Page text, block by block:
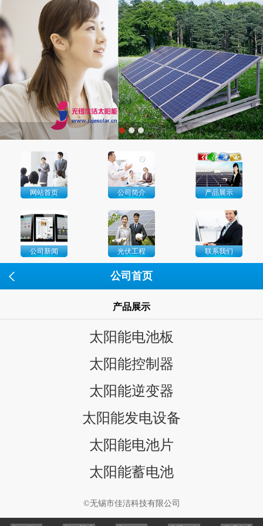
网站首页 公司简介 产品展示
公司新闻 光伏工程 联系我们
公司首页
产品展示
太阳能电池板
太阳能控制器
太阳能逆变器
太阳能发电设备
太阳能电池片
太阳能蓄电池
©无锡市佳洁科技有限公司